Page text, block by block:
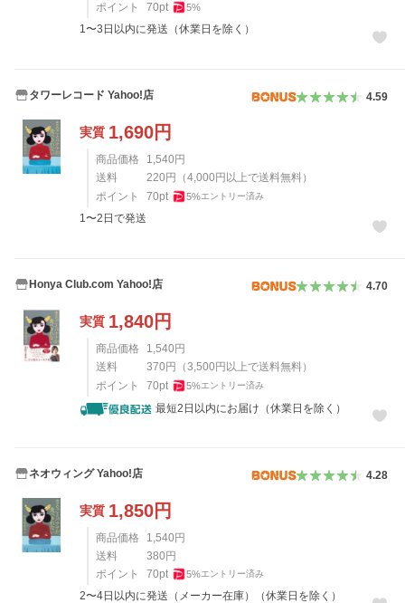
ポイント
70pt 5%
1〜3日以内に発送（休業日を除く）
タワーレコード Yahoo!店 4.59
実質 1,690円
商品価格 1,540 円
送料
220 円 （4,000 円以上で送料無料）
ポイント
70pt 5%エントリー済み
1〜2日で発送
Honya Club.com Yahoo!店 4.70
実質 1,840円
商品価格 1,540 円
送料
370 円 （3,500 円以上で送料無料）
ポイント
70pt 5%エントリー済み
最短2日以内にお届け（休業日を除く）
ネオウィング Yahoo!店 4.28
実質 1,850円
商品価格 1,540 円
送料
380 円
ポイント
70pt 5%エントリー済み
2〜4日以内に発送（メーカー在庫）（休業日を除く）